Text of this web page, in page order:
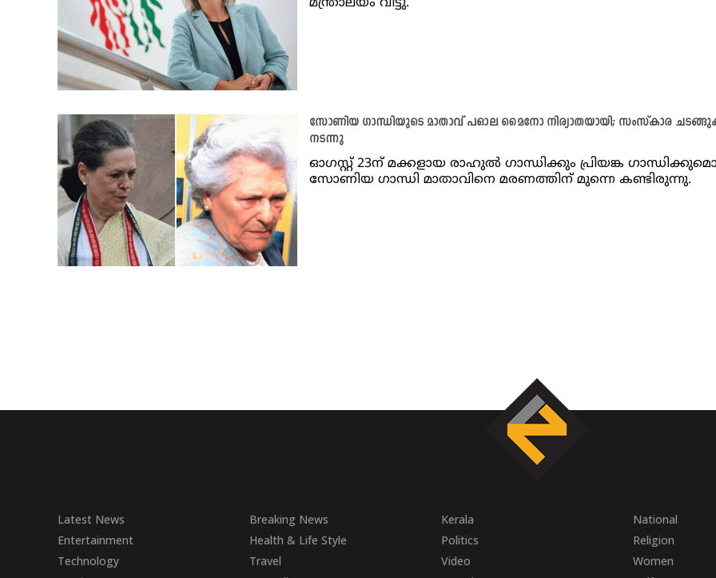
സോണിയ ഗാന്ധിയുടെ മാതാവ് പഓല മൈനോ നിര്യാതയായി; സംസ്കാര
നടന്നു
ഓഗസ്റ്റ് 23ന് മക്കളായ രാഹുൽ ഗാന്ധിക്കും പ്രിയങ്ക
സോണിയ ഗാന്ധി മാതാവിനെ മരണത്തിന് മുന്നെ കണ്ടിരുന്നു.
Latest News Breaking News Kerala National
Entertainment
Health & Life Style Politics Religion
Technology
Travel Video Women